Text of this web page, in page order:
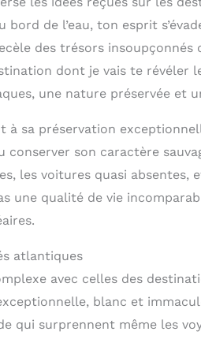
bord de l’eau, ton esprit
des trésors insoupçonnés
dont je vais te révéler
une nature préservée et
à sa préservation
conserver son caractère
les voitures quasi absentes,
une qualité de vie
atlantiques
avec celles des
blanc et
qui surprennent même les